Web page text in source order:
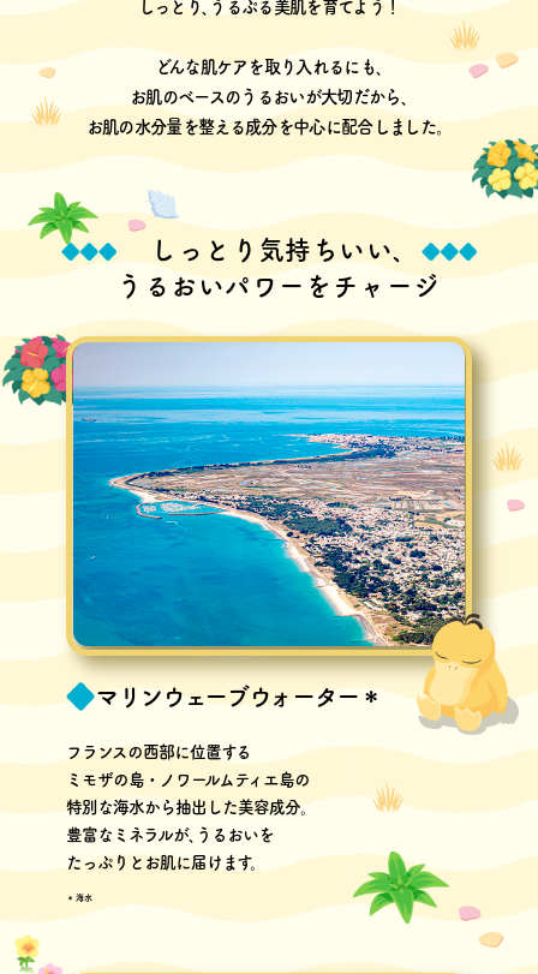
しっとり､うるぷる美肌を育てよう！
どんな肌ケアを取り入れるにも､
お肌のベースのうるおいが大切だから､
お肌の水分量を整える成分を中心に配合しました。
しっとり気持ちいい､
うるおいパワーをチャージ
マリンウェーブウォーター＊
フランスの西部に位置する
ミモザの島・ノワールムティエ島の
特別な海水から抽出した美容成分。
豊富なミネラルが､うるおいを
たっぷりとお肌に届けます。
＊海水